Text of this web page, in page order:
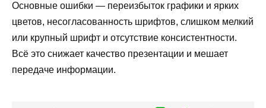
Основные ошибки — переизбыток графики и ярких
цветов, несогласованность шрифтов, слишком мелкий
или крупный шрифт и отсутствие консистентности.
Всё это снижает качество презентации и мешает
передаче информации.